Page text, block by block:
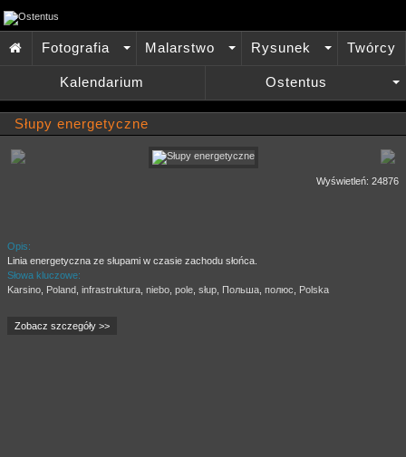

Fotografia
Malarstwo
Rysunek Twórcy
Kalendarium
+
Ostentus
Słupy energetyczne
Wyświetleń: 24876
Opis:
Linia energetyczna ze słupami w czasie zachodu słońca.
Słowa kluczowe:
Karsino Poland infrastruktura niebo pole słup Польша полюс Polska
Zobacz szczegóły >>